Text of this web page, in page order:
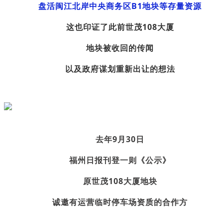
盘活闽江北岸中央商务区B1地块等存量资源
这也印证了此前世茂108大厦
地块被收回的传闻
以及政府谋划重新出让的想法
去年9月30日
福州日报刊登一则《公示》
原世茂108大厦地块
诚邀有运营临时停车场资质的合作方